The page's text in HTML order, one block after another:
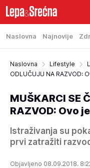
Naslovna Najnovije
Naslovna Lifestyle
ODLUČUJU NA RAZVOD:
MUŠKARCI SE
RAZVOD: Ovo
Istraživanja su
prvi zatražiti
Objavljeno 08.09.2018.